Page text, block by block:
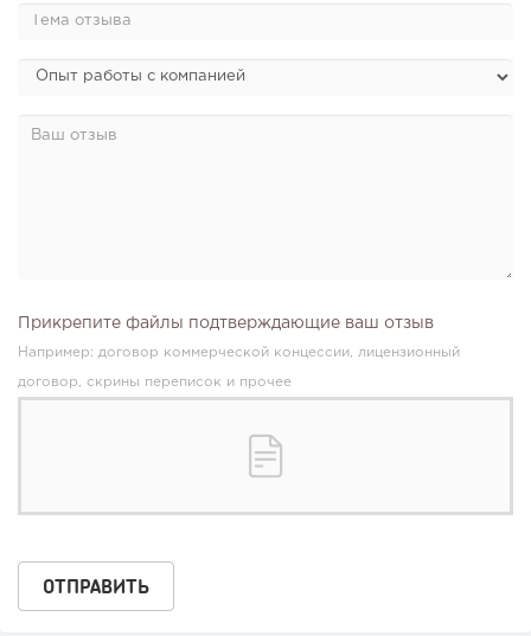
Прикрепите файлы подтверждающие ваш отзыв
Например: договор коммерческой концессии, лицензионный
договор, скрины переписок и прочее